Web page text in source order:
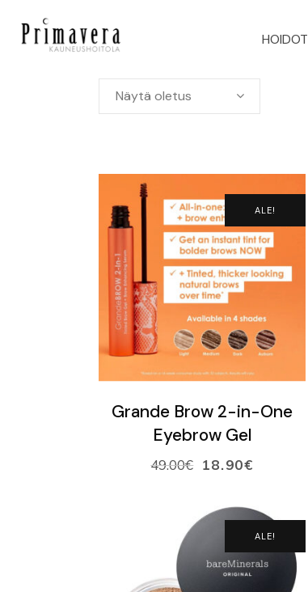
HOIDOT
Näytä oletus
ALE!
VALITSE SÄVY
Grande Brow 2-in-One
Eyebrow Gel
49.00€ 18.90€
ALE!